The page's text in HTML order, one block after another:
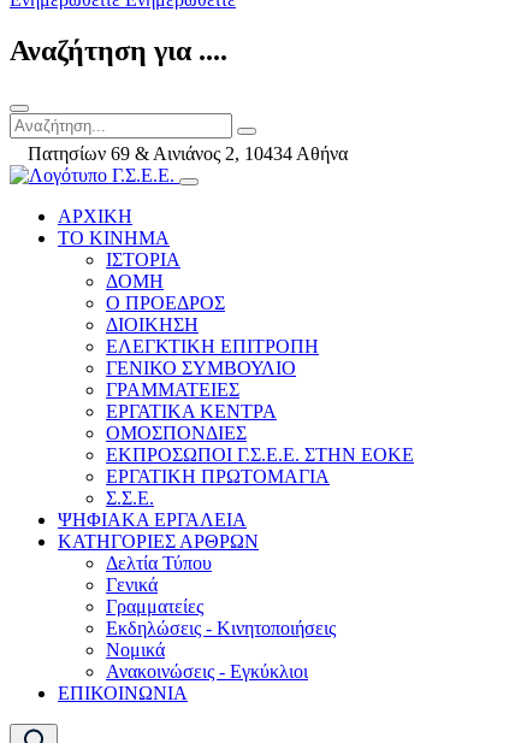
Αναζήτηση για ....
Πατησίων 69 & Αινιάνος 2, 10434 Αθήνα
ΑΡΧΙΚΗ
ΤΟ ΚΙΝΗΜΑ
ΙΣΤΟΡΙΑ
ΔΟΜΗ
Ο ΠΡΟΕΔΡΟΣ
ΔΙΟΙΚΗΣΗ
ΕΛΕΓΚΤΙΚΗ ΕΠΙΤΡΟΠΗ
ΓΕΝΙΚΟ ΣΥΜΒΟΥΛΙΟ
ΓΡΑΜΜΑΤΕΙΕΣ
ΕΡΓΑΤΙΚΑ ΚΕΝΤΡΑ
ΟΜΟΣΠΟΝΔΙΕΣ
ΕΚΠΡΟΣΩΠΟΙ Γ.Σ.Ε.Ε. ΣΤΗΝ ΕΟΚΕ
ΕΡΓΑΤΙΚΗ ΠΡΩΤΟΜΑΓΙΑ
Σ.Σ.Ε.
ΨΗΦΙΑΚΑ ΕΡΓΑΛΕΙΑ
ΚΑΤΗΓΟΡΙΕΣ ΑΡΘΡΩΝ
Δελτία Τύπου
Γενικά
Γραμματείες
Εκδηλώσεις - Κινητοποιήσεις
Νομικά
Ανακοινώσεις - Εγκύκλιοι
ΕΠΙΚΟΙΝΩΝΙΑ